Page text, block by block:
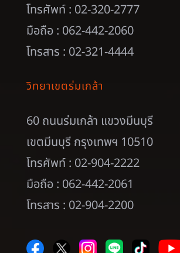
โทรศัพท์ : 02-320-2777
มือถือ : 062-442-2060
โทรสาร : 02-321-4444
วิทยาเขตร่มเกล้า
60 ถนนร่มเกล้า แขวงมีนบุรี
เขตมีนบุรี กรุงเทพฯ 10510
โทรศัพท์ : 02-904-2222
มือถือ : 062-442-2061
โทรสาร : 02-904-2200